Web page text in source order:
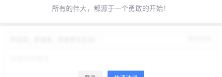
所有的伟大，都源于一个勇敢的开始！